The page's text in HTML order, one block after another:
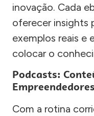
inovação. Cada
oferecer insights
exemplos reais e
colocar o
Podcasts:
Com a rotina